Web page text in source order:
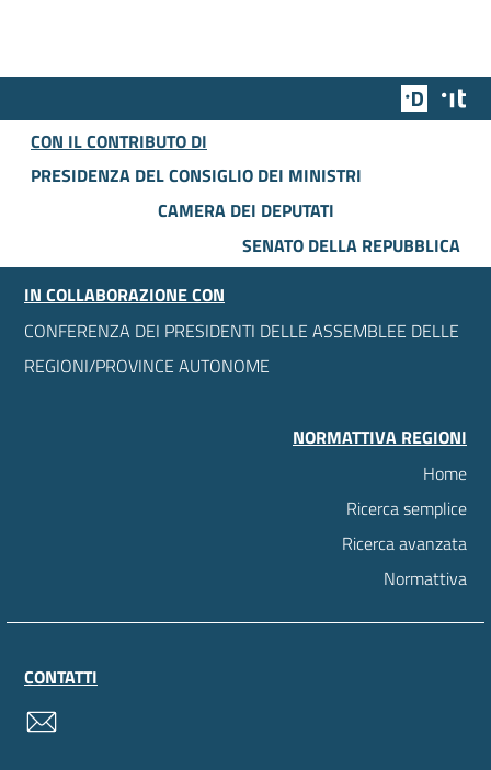
Team
CON IL CONTRIBUTO DI
PRESIDENZA DEL CONSIGLIO DEI MINISTRI
CAMERA DEI DEPUTATI
SENATO DELLA REPUBBLICA
IN COLLABORAZIONE CON
CONFERENZA DEI PRESIDENTI DELLE ASSEMBLEE DELLE
REGIONI/PROVINCE AUTONOME
NORMATTIVA REGIONI
Home
Ricerca semplice
Ricerca avanzata
Normattiva
CONTATTI